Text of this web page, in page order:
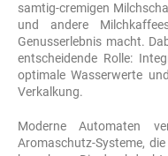
samtig-cremigen
und andere
Genusserlebnis macht.
entscheidende Rolle:
optimale Wasserwerte
Verkalkung.
Moderne Automaten
Aromaschutz-Systeme,